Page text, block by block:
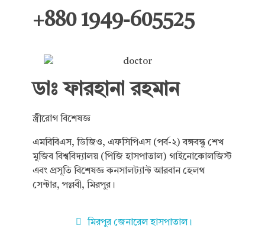
+880 1949-605525
ডাঃ ফারহানা রহমান
স্ত্রীরোগ বিশেষজ্ঞ
এমবিবিএস, ডিজিও, এফসিপিএস (পর্ব-২) বঙ্গবন্ধু শেখ
মুজিব বিশ্ববিদ্যালয় (পিজি হাসপাতাল) গাইনোকোলজিস্ট
এবং প্রসূতি বিশেষজ্ঞ কনসালট্যান্ট আরবান হেলথ
সেন্টার, পল্লবী, মিরপুর।
মিরপুর জেনারেল হাসপাতাল।